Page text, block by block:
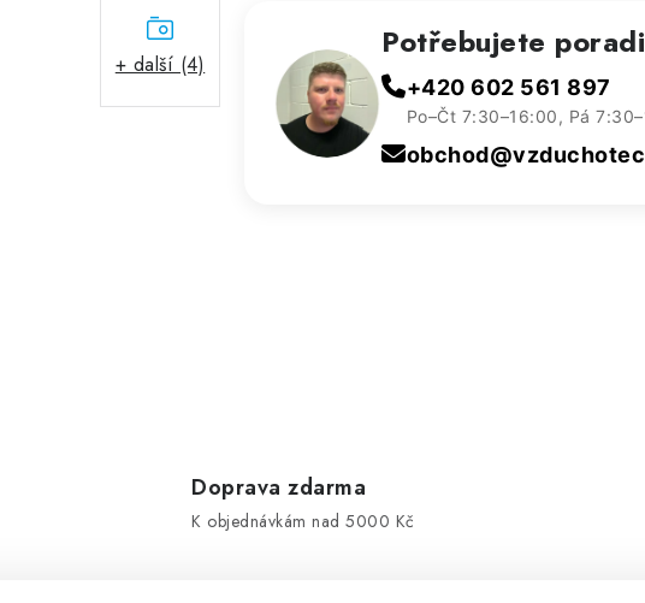
+ další (4)
Potřebujete
+420 602 561 897
Po–Čt 7:30–16:00, Pá
Doprava zdarma
K objednávkám nad 5000 Kč